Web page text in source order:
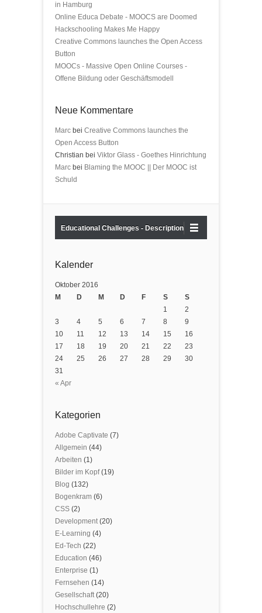
in Hamburg
Online Educa Debate - MOOCS are Doomed
Hackschooling Makes Me Happy
Creative Commons launches the Open Access
Button
MOOCs - Massive Open Online Courses -
Offene Bildung oder Geschäftsmodell
Neue Kommentare
Marc bei Creative Commons launches the
Open Access Button
Christian bei Viktor Glass - Goethes Hinrichtung
Marc bei Blaming the MOOC || Der MOOC ist
Schuld
Educational Challenges - Description
Kalender
Oktober 2016
M
D M D F S S
« Apr
1
2
3
4 5 6 7 8
9
10
11 12 13 14 15
16
17
18 19 20 21 22
23
24
25 26 27 28 29
30
31
Kategorien
Adobe Captivate (7)
Allgemein (44)
Arbeiten (1)
Bilder im Kopf(19)
Blog (132)
Bogenkram (6)
CSS (2)
Development(20)
E-Learning (4)
Ed-Tech (22)
Education (46)
Enterprise (1)
Fernsehen (14)
Gesellschaft(20)
Hochschullehre (2)